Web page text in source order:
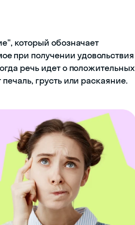
который обозначает
при получении удовольствия
речь идет о положительных
грусть или раскаяние.